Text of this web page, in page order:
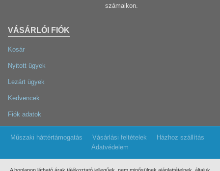
VÁSÁRLÓI FIÓK
Kosár
Nyitott ügyek
Lezárt ügyek
Kedvencek
Fiók adatok
számaikon.
Műszaki háttértámogatás Vásárlási feltételek
Házhoz szállítás
Adatvédelem